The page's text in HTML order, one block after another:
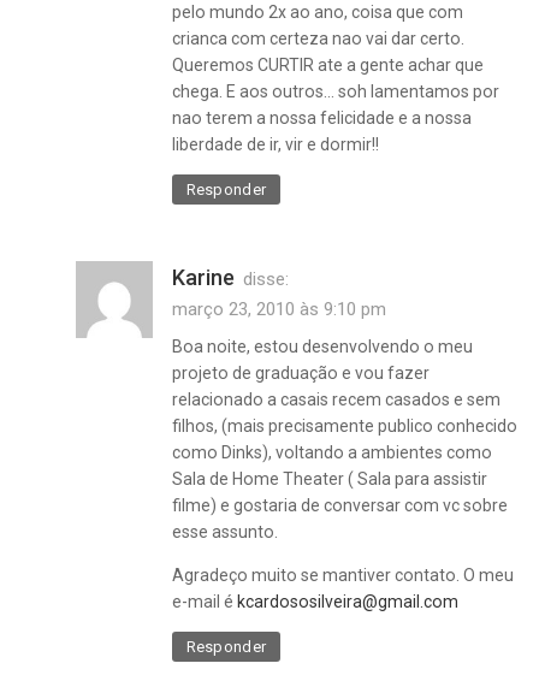
pelo mundo 2x ao ano, coisa que com
crianca com certeza nao vai dar certo.
Queremos CURTIR ate a gente achar que
chega. E aos outros… soh lamentamos por
nao terem a nossa felicidade e a nossa
liberdade de ir, vir e dormir!!
Responder
Karine disse:
março 23, 2010 às 9:10 pm
Boa noite, estou desenvolvendo o meu
projeto de graduação e vou fazer
relacionado a casais recem casados e sem
filhos, (mais precisamente publico conhecido
como Dinks), voltando a ambientes como
Sala de Home Theater ( Sala para assistir
filme) e gostaria de conversar com vc sobre
esse assunto.
Agradeço muito se mantiver contato. O meu
e-mail é kcardososilveira@gmail.com
Responder